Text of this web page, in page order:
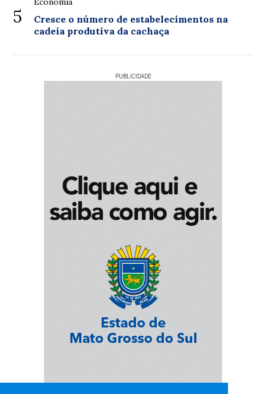
5
Cresce o número de estabelecimentos na
cadeia produtiva da cachaça
PUBLICIDADE